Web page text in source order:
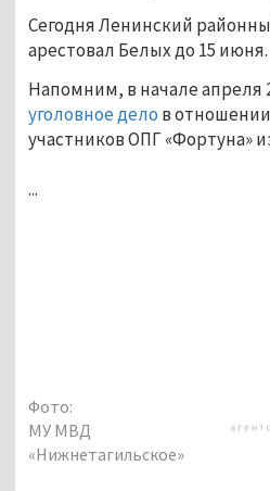
Сегодня Ленинский
арестовал Белых до 15 июня.
Напомним, в начале апреля
уголовное дело в
участников ОПГ «Фортуна»
...
Фото:
МУ МВД
«Нижнетагильское»